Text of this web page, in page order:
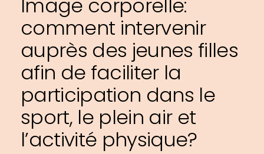
Image corporelle:
comment intervenir
auprès des jeunes filles
afin de faciliter la
participation dans le
sport, le plein air et
l’activité physique?